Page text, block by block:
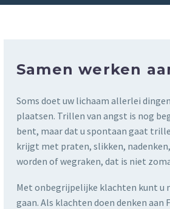
Samen werken
Soms doet uw lichaam allerlei
plaatsen. Trillen van angst is nog
bent, maar dat u spontaan gaat
krijgt met praten, slikken,
worden of wegraken, dat is niet
Met onbegrijpelijke klachten kunt u
gaan. Als klachten doen denken aan